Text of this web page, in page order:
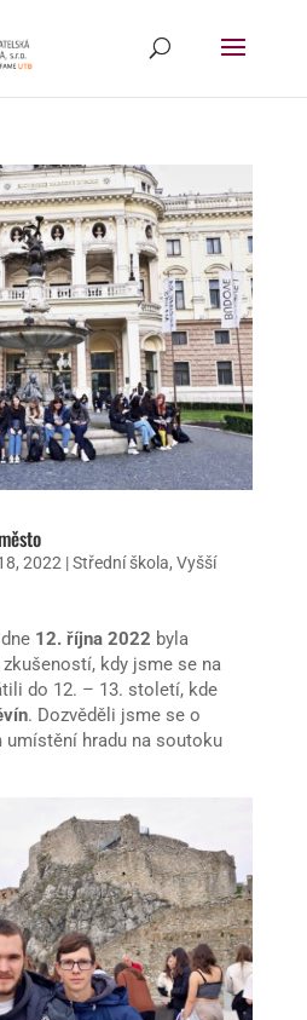
2022 |Střední škola, Vyšší
12. října 2022 byla
kdy jsme se na
do 12. – 13. století, kde
. Dozvěděli jsme se o
hradu na soutoku